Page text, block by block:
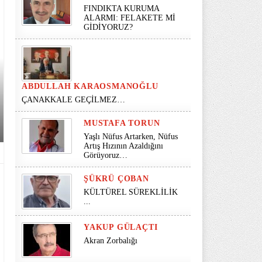
FINDIKTA KURUMA
ALARMI: FELAKETE Mİ
GİDİYORUZ?
ABDULLAH KARAOSMANOĞLU
ÇANAKKALE GEÇİLMEZ…
MUSTAFA TORUN
Yaşlı Nüfus Artarken, Nüfus
Artış Hızının Azaldığını
Görüyoruz…
ŞÜKRÜ ÇOBAN
KÜLTÜREL SÜREKLİLİK
...
YAKUP GÜLAÇTI
Akran Zorbalığı